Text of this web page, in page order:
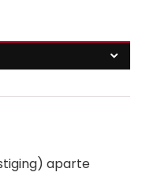
aparte